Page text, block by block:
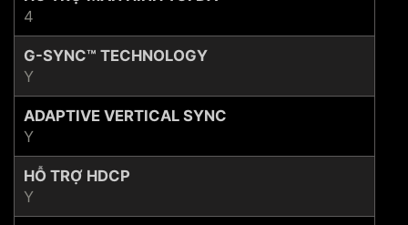
4
G-SYNC™ TECHNOLOGY
Y
ADAPTIVE VERTICAL SYNC
Y
HỖ TRỢ HDCP
Y